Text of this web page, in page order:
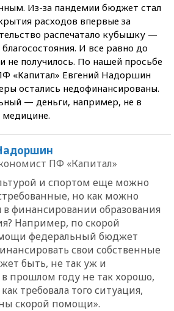
Из-за пандемии бюджет стал
расходов впервые за
распечатало кубышку —
И все равно до
не получилось. По нашей просьбе
«Капитал» Евгений Надоршин
остались недофинансированы.
— деньги, например, не в
ПФ «Капитал»
и спортом еще можно
но как можно
в финансировании образования
Например, по скорой
федеральный бюджет
свои собственные
быть, не так уж и
прошлом году не так хорошо,
требовала того ситуация,
скорой помощи».